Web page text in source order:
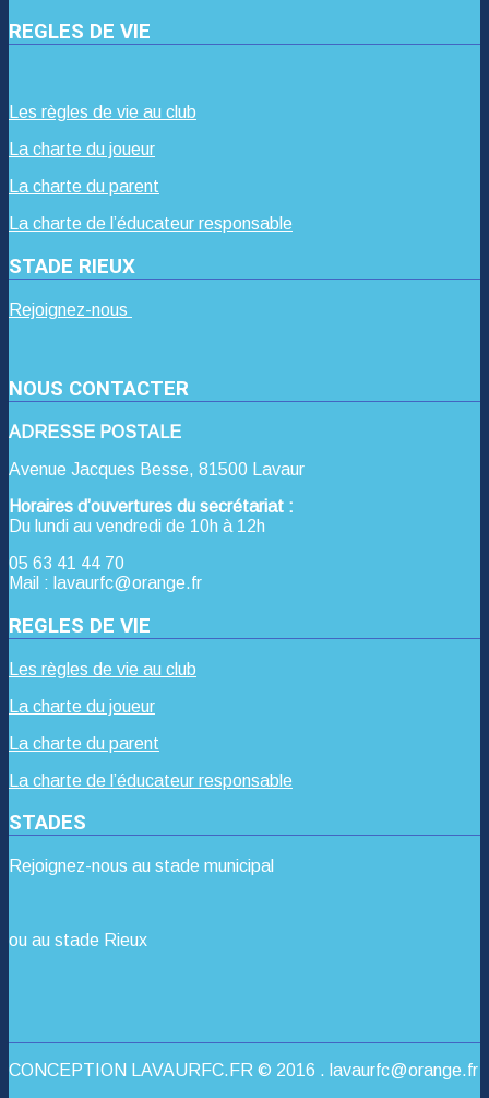
REGLES DE VIE
Les règles de vie au club
La charte du joueur
La charte du parent
La charte de l’éducateur responsable
STADE RIEUX
Rejoignez-nous
NOUS CONTACTER
ADRESSE POSTALE
Avenue Jacques Besse, 81500 Lavaur
Horaires d’ouvertures du secrétariat :
Du lundi au vendredi de 10h à 12h
05 63 41 44 70
Mail : lavaurfc@orange.fr
REGLES DE VIE
Les règles de vie au club
La charte du joueur
La charte du parent
La charte de l’éducateur responsable
STADES
Rejoignez-nous au stade municipal
ou au stade Rieux
CONCEPTION LAVAURFC.FR © 2016 . lavaurfc@orange.fr